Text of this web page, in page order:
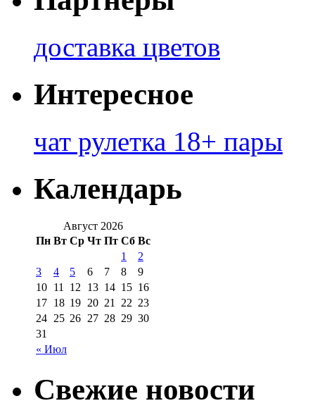
доставка цветов
Интересное
чат рулетка 18+ пары
Календарь
Август 2026
Пн Вт Ср Чт Пт Сб Вс
« Июл
1
2
3
4 5 6 7 8
9
10 11 12 13 14 15 16
17 18 19 20 21 22 23
24 25 26 27 28 29 30
31
Свежие новости